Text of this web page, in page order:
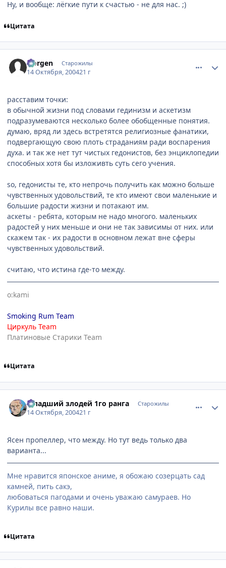
Ну, и вообще: лёгкие пути к счастью - не для нас. ;)
Цитата
Norgen Старожилы
14 Октября, 200421 г
расставим точки:
в обычной жизни под словами гединизм и аскетизм
подразумеваются несколько более обобщенные понятия.
думаю, вряд ли здесь встретятся религиозные фанатики,
подвергающую свою плоть страданиям ради воспарения
духа. и так же нет тут чистых гедонистов, без энциклопедии
способных хотя бы изложивть суть сего учения.
so, гедонисты те, кто непрочь получить как можно больше
чувственных удовольствий, те кто имеют свои маленькие и
большие радости жизни и потакают им.
аскеты - ребята, которым не надо многого. маленьких
радостей у них меньше и они не так зависимы от них. или
скажем так - их радости в основном лежат вне сферы
чувственных удовольствий.
считаю, что истина где-то между.
o:kami
Smoking Rum Team
Циркуль Team
Платиновые Старики Team
Цитата
Младший злодей 1го ранга Старожилы
14 Октября, 200421 г
Ясен пропеллер, что между. Но тут ведь только два
варианта...
Мне нравится японское аниме, я обожаю созерцать сад
камней, пить сакэ,
любоваться пагодами и очень уважаю самураев. Но
Курилы все равно наши.
Цитата